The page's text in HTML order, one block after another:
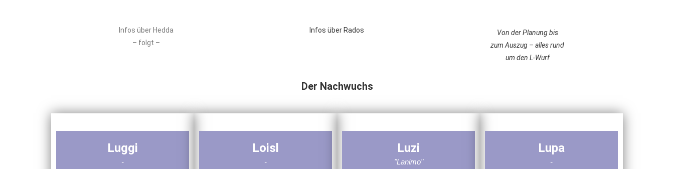
Infos über Hedda
– folgt –
Infos über Rados
Von der Planung bis
zum Auszug – alles rund
um den L-Wurf
Der Nachwuchs
Luggi
-
Loisl
-
Luzi
"Lanimo"
Lupa
-